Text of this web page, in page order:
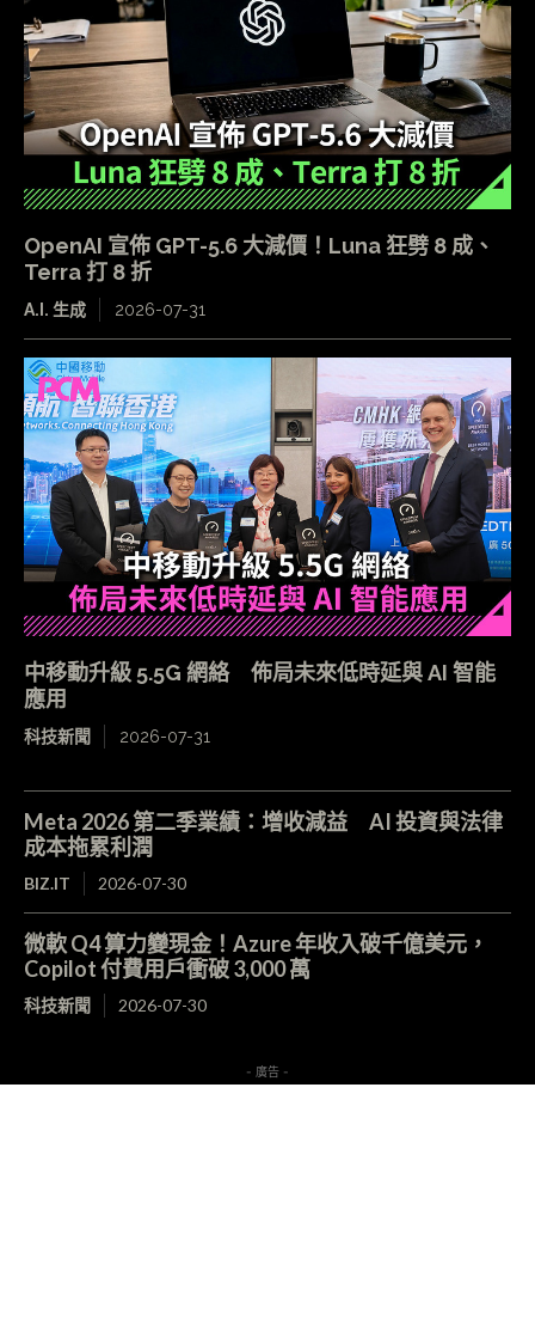
OpenAI 宣佈 GPT-5.6 大減價！Luna 狂劈 8 成、
Terra 打 8 折
A.I. 生成 2026-07-31
中移動升級 5.5G 網絡 佈局未來低時延與 AI 智能
應用
科技新聞 2026-07-31
Meta 2026 第二季業績：增收減益 AI 投資與法律
成本拖累利潤
BIZ.IT 2026-07-30
微軟 Q4 算力變現金！Azure 年收入破千億美元，
Copilot 付費用戶衝破 3,000 萬
科技新聞 2026-07-30
- 廣告 -